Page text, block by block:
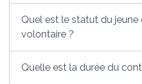
Quel est le statut du jeune
volontaire ?
Quelle est la durée du